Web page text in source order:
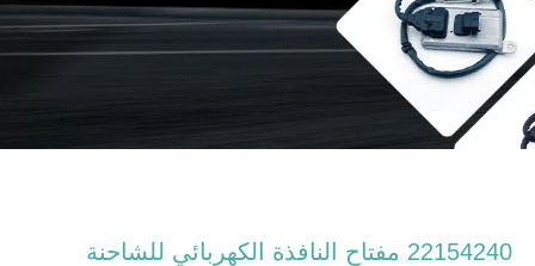
22154240 مفتاح النافذة الكهربائي للشاحنة